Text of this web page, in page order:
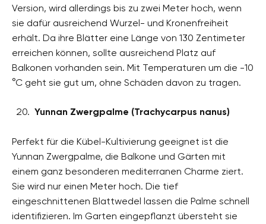
Version, wird allerdings bis zu zwei Meter hoch, wenn
sie dafür ausreichend Wurzel- und Kronenfreiheit
erhält. Da ihre Blätter eine Länge von 130 Zentimeter
erreichen können, sollte ausreichend Platz auf
Balkonen vorhanden sein. Mit Temperaturen um die -10
°C geht sie gut um, ohne Schäden davon zu tragen.
Yunnan Zwergpalme (Trachycarpus nanus)
Perfekt für die Kübel-Kultivierung geeignet ist die
Yunnan Zwergpalme, die Balkone und Gärten mit
einem ganz besonderen mediterranen Charme ziert.
Sie wird nur einen Meter hoch. Die tief
eingeschnittenen Blattwedel lassen die Palme schnell
identifizieren. Im Garten eingepflanzt übersteht sie